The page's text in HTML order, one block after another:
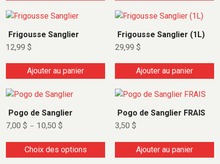
Frigousse Sanglier
12,99 $
Ajouter au panier
Frigousse Sanglier (1L)
29,99 $
Ajouter au panier
Pogo de Sanglier
7,00 $ – 10,50 $
Choix des options
Pogo de Sanglier FRAIS
3,50 $
Ajouter au panier